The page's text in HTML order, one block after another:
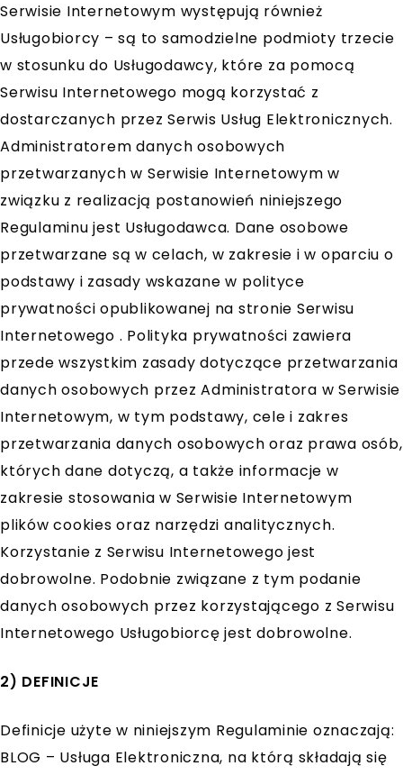
Serwisie Internetowym występują również
Usługobiorcy – są to samodzielne podmioty trzecie
w stosunku do Usługodawcy, które za pomocą
Serwisu Internetowego mogą korzystać z
dostarczanych przez Serwis Usług Elektronicznych.
Administratorem danych osobowych
przetwarzanych w Serwisie Internetowym w
związku z realizacją postanowień niniejszego
Regulaminu jest Usługodawca. Dane osobowe
przetwarzane są w celach, w zakresie i w oparciu o
podstawy i zasady wskazane w polityce
prywatności opublikowanej na stronie Serwisu
Internetowego . Polityka prywatności zawiera
przede wszystkim zasady dotyczące przetwarzania
danych osobowych przez Administratora w Serwisie
Internetowym, w tym podstawy, cele i zakres
przetwarzania danych osobowych oraz prawa osób,
których dane dotyczą, a także informacje w
zakresie stosowania w Serwisie Internetowym
plików cookies oraz narzędzi analitycznych.
Korzystanie z Serwisu Internetowego jest
dobrowolne. Podobnie związane z tym podanie
danych osobowych przez korzystającego z Serwisu
Internetowego Usługobiorcę jest dobrowolne.
2) DEFINICJE
Definicje użyte w niniejszym Regulaminie oznaczają:
BLOG – Usługa Elektroniczna, na którą składają się